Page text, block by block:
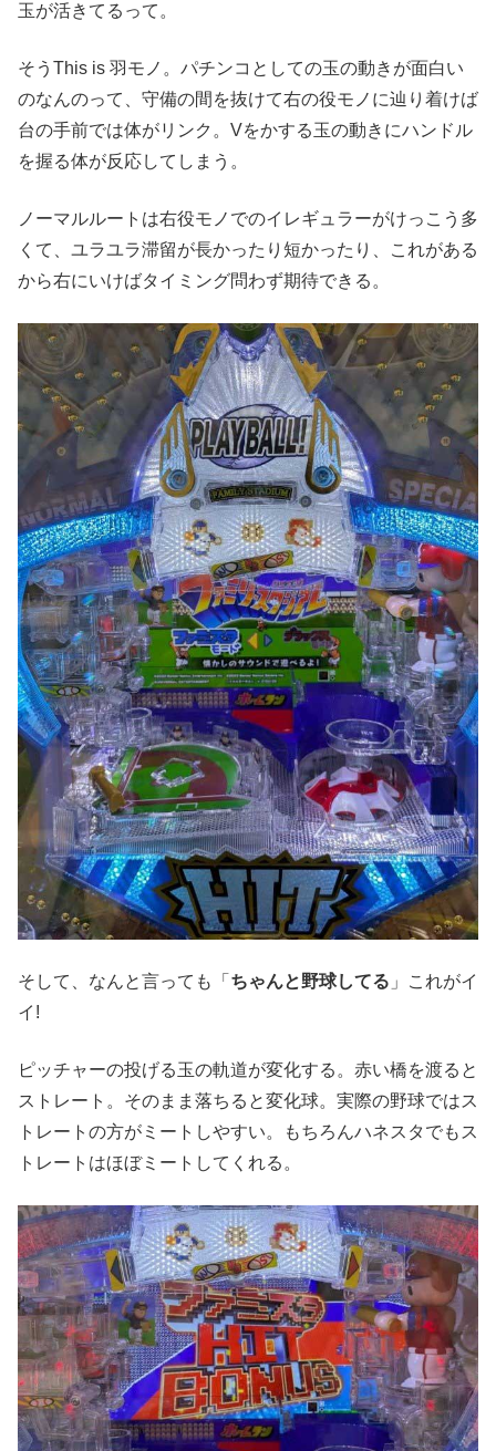
玉が活きてるって。
そうThis is 羽モノ。パチンコとしての玉の動きが面白い
のなんのって、守備の間を抜けて右の役モノに辿り着けば
台の手前では体がリンク。Vをかする玉の動きにハンドル
を握る体が反応してしまう。
ノーマルルートは右役モノでのイレギュラーがけっこう多
くて、ユラユラ滞留が長かったり短かったり、これがある
から右にいけばタイミング問わず期待できる。
そして、なんと言っても「 ちゃんと野球してる 」これがイ
イ!
ピッチャーの投げる玉の軌道が変化する。赤い橋を渡ると
ストレート。そのまま落ちると変化球。実際の野球ではス
トレートの方がミートしやすい。もちろんハネスタでもス
トレートはほぼミートしてくれる。